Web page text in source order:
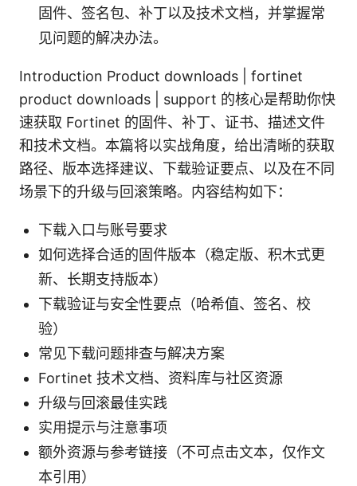
固件、签名包、补丁以及技术文档，并掌握常
见问题的解决办法。
Introduction Product downloads | fortinet
product downloads | support 的核心是帮助你快
速获取 Fortinet 的固件、补丁、证书、描述文件
和技术文档。本篇将以实战角度，给出清晰的获取
路径、版本选择建议、下载验证要点、以及在不同
场景下的升级与回滚策略。内容结构如下：
下载入口与账号要求
如何选择合适的固件版本（稳定版、积木式更
新、长期支持版本）
下载验证与安全性要点（哈希值、签名、校
验）
常见下载问题排查与解决方案
Fortinet 技术文档、资料库与社区资源
升级与回滚最佳实践
实用提示与注意事项
额外资源与参考链接（不可点击文本，仅作文
本引用）